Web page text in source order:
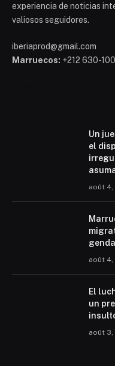
experiencia de noticias
valiosos seguidores.
iberiaprod@gmail.com
Marruecos: +212 630-
Un
el
août 4,
août 4,
El
un
août 3,